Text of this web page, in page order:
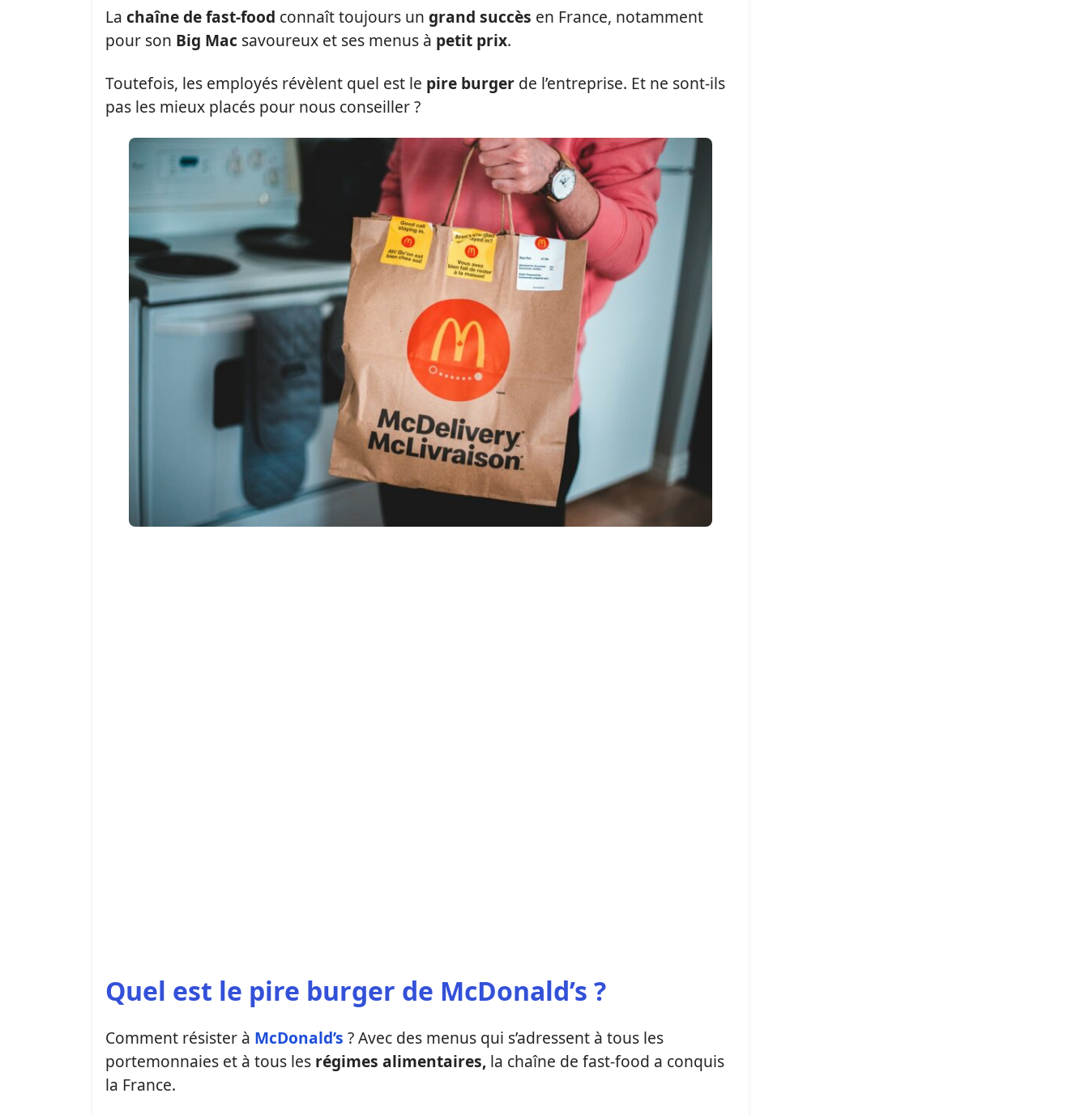
La chaîne de fast-food connaît toujours un grand succès en France, notamment
pour son Big Mac savoureux et ses menus à petit prix.
Toutefois, les employés révèlent quel est le pire burger de l’entreprise. Et ne sont-ils
pas les mieux placés pour nous conseiller ?
Quel est le pire burger de McDonald’s ?
Comment résister à McDonald’s ? Avec des menus qui s’adressent à tous les
portemonnaies et à tous les régimes alimentaires, la chaîne de fast-food a conquis
la France.